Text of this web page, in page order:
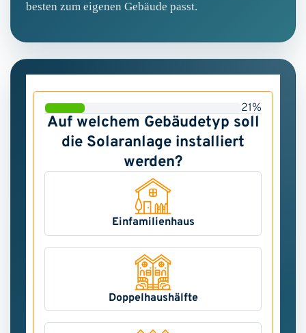
besten zum eigenen Gebäude passt.